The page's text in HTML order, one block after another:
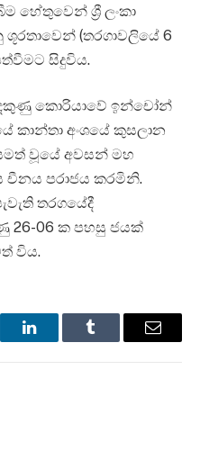
හේතුවෙන් ශ්‍රී ලංකා
(තරගාවලියේ 6
සිදුවිය.
කොරියාවේ ඉන්චෝන්
කාන්තා අංශයේ කුසලාන
වූයේ අවසන් මහ
චීනය පරාජය කරමිනි.
තරගයේදී
26-06 ක පහසු ජයක්
විය.
LinkedInTumblr Email